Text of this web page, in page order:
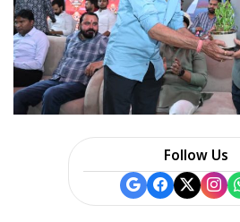
Follow Us